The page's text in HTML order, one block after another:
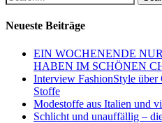
Neueste Beiträge
EIN WOCHENENDE
HABEN IM SCHÖNEN
Interview FashionStyle über
Stoffe
Modestoffe aus Italien und
Schlicht und unauffällig –